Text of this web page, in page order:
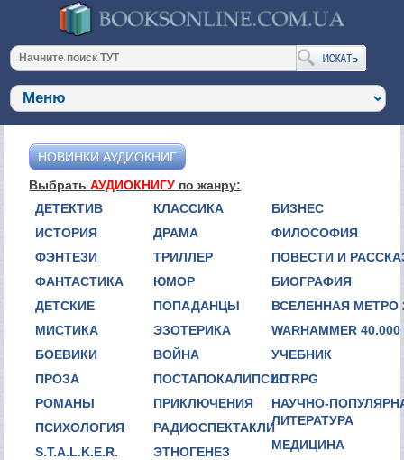
НОВИНКИ АУДИОКНИГ
ВыбратьАУДИОКНИГУ по жанру:
ДЕТЕКТИВ
ИСТОРИЯ
ФЭНТЕЗИ
ФАНТАСТИКА
ДЕТСКИЕ
МИСТИКА
БОЕВИКИ
ПРОЗА
РОМАНЫ
ПСИХОЛОГИЯ
S.T.A.L.K.E.R.
КЛАССИКА
ДРАМА
ТРИЛЛЕР
ЮМОР
ПОПАДАНЦЫ
ЭЗОТЕРИКА
ВОЙНА
ПОСТАПОКАЛИПСИС
ПРИКЛЮЧЕНИЯ
РАДИОСПЕКТАКЛИ
ЭТНОГЕНЕЗ
БИЗНЕС
ФИЛОСОФИЯ
ПОВЕСТИ И
БИОГРАФИЯ
ВСЕЛЕННАЯ МЕТРО
WARHAMMER 40.000
УЧЕБНИК
LITRPG
НАУЧНО-
ЛИТЕРАТУРА
МЕДИЦИНА